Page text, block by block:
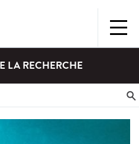
LA RECHERCHE